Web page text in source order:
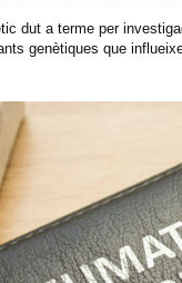
dut a terme per
genètiques que